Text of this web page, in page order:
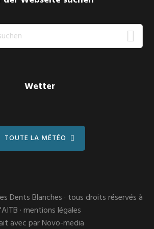
Wetter
TOUTE LA MÉTÉO
Dents Blanches · tous droits réservés à
·mentions légales
avecparNovo-media